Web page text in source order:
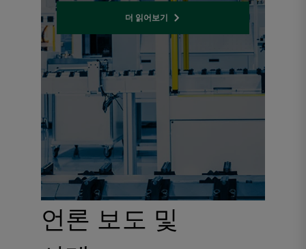
기능을 제공합니다. TopWorx
GO 스위치는 완전 밀폐되어
고온, 저온, 습윤, 오염, 남용,
부식성 및 폭발성 조건에서
다른 모든 위치 센서를 능가
합니다. 고유한 캠 설계를 통
해 GO 스위치 위치를 빠르고
정확하게 설정할 수 있어 데
드밴드 및 이력(현상)을 최소
화할 수 있습니다.
스트로크 제한 장치와 같은
다양한 옵션 기능을 사용할
수 있습니다.
확장이 가능하며 최고 수위의
물로부터 보호됩니다. 합성
물질은 세정제 및 비부식성
화학 물질에 저항성이 있어
습한 지역과 가혹한 환경에서
도 적용이 가능합니다. 이 밸
브 시스템은 단일 시스템에서
최대 32개의 압력 단계를 생
성할 수 있는 뛰어난 유연성
을 제공합니다.
더 읽어보기Opens internal link
언론 보도 및